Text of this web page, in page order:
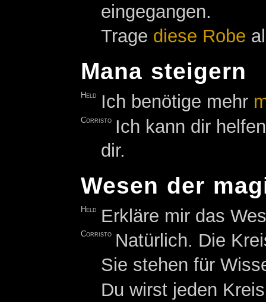
eingegangen.
Trage diese Robe
Mana steigern
Held Ich benötige mehr
Corristo Ich kann dir
dir.
Wesen der
Held Erkläre mir das
Corristo Natürlich. Die
Sie stehen für
Du wirst jeden